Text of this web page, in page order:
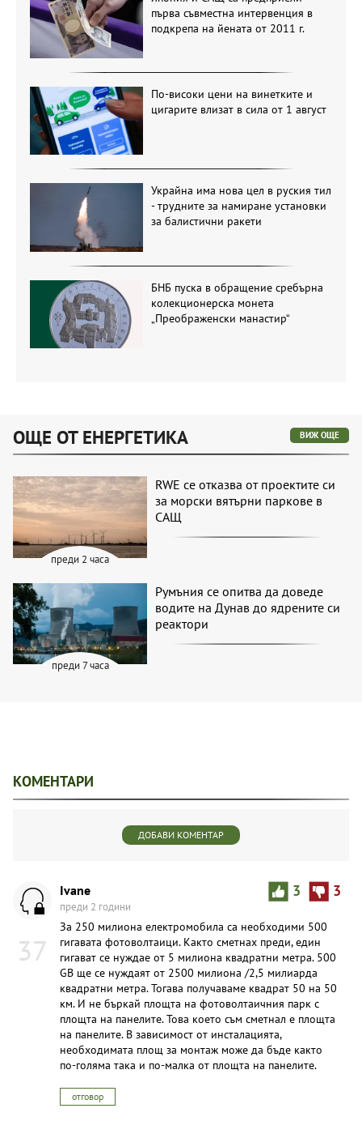
първа съвместна интервенция в
подкрепа на йената от 2011 г.
По-високи цени на винетките и
цигарите влизат в сила от 1 август
Украйна има нова цел в руския тил
- трудните за намиране установки
за балистични ракети
БНБ пуска в обращение сребърна
колекционерска монета
„Преображенски манастир“
ОЩЕ ОТ ЕНЕРГЕТИКА ВИЖ ОЩЕ
преди 2 часа
RWE се отказва от проектите си
за морски вятърни паркове в
САЩ
преди 7 часа
Румъния се опитва да доведе
водите на Дунав до ядрените си
реактори
КОМЕНТАРИ
ДОБАВИ КОМЕНТАР
37
3 3
Ivane
преди 2 години
За 250 милиона електромобила са необходими 500
гигавата фотоволтаици. Както сметнах преди, един
гигават се нуждае от 5 милиона квадратни метра. 500
GB ще се нуждаят от 2500 милиона /2,5 милиарда
квадратни метра. Тогава получаваме квадрат 50 на 50
км. И не бъркай площта на фотоволтаичния парк с
площта на панелите. Това което съм сметнал е площта
на панелите. В зависимост от инсталацията,
необходимата площ за монтаж може да бъде както
по-голяма така и по-малка от площта на панелите.
отговор